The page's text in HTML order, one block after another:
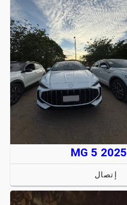
MG 5 2025
إتصال